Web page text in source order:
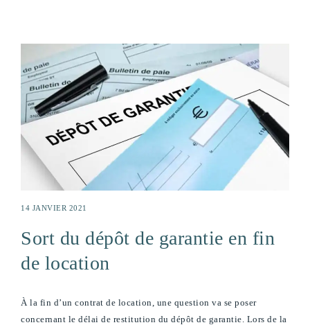
14 JANVIER 2021
Sort du dépôt de garantie en fin
de location
À la fin d’un contrat de location, une question va se poser
concernant le délai de restitution du dépôt de garantie. Lors de la